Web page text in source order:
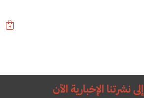
نشرتنا الإخبارية الآن